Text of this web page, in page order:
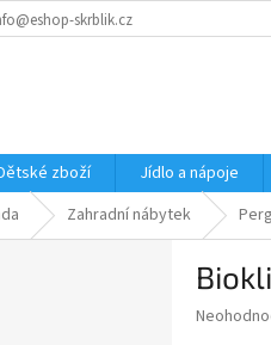
skrblik.cz
zboží Jídlo a nápoje
Zahradní nábytek
Průměrné